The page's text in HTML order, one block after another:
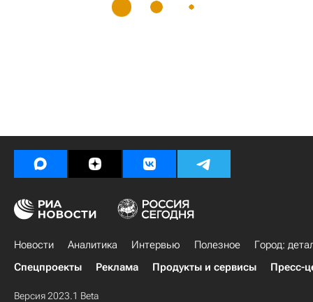
Новости Аналитика Интервью Полезное
Город:
Спецпроекты
Реклама Продукты и сервисы Пресс-
Версия 2023.1 Beta